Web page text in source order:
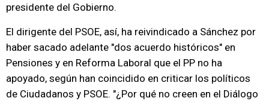
presidente del Gobierno.
El dirigente del PSOE, así, ha reivindicado a Sánchez por
haber sacado adelante "dos acuerdo históricos" en
Pensiones y en Reforma Laboral que el PP no ha
apoyado, según han coincidido en criticar los políticos
de Ciudadanos y PSOE. "¿Por qué no creen en el Diálogo